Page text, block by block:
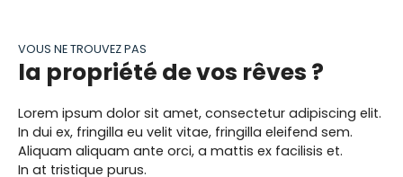
journées d'été ! A 2 minutes du métro Basilique,
des commerces, restaurants et terrasses du
centre-ville. Une place de parking complète ce
bien et l'immeuble est pourvu d'un local vélo.. Un
DPE en C. A voir rapidement. Visite virtuelle
immédiate. Nos photos sont des prises de vue
REELLES et donc NON générées par l'IA.
VOUS NE TROUVEZ PAS
la propriété de vos rêves ?
Lorem ipsum dolor sit amet, consectetur adipiscing elit.
In dui ex, fringilla eu velit vitae, fringilla eleifend sem.
Aliquam aliquam ante orci, a mattis ex facilisis et.
In at tristique purus.